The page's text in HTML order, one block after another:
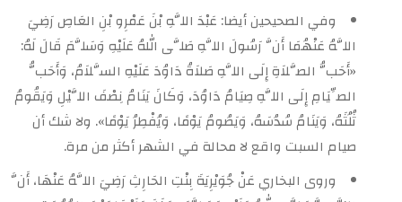
وفي الصحيحين أيضا: عَبْدَ اللَّهِ بْنَ عَمْرِو بْنِ العَاصِ رَضِيَ
اللَّهُ عَنْهُمَا أَنَّ رَسُولَ اللَّهِ صَلَّى اللهُ عَلَيْهِ وَسَلَّمَ قَالَ لَهُ:
«أَحَبُّ الصَّلاَةِ إِلَى اللَّهِ صَلاَةُ دَاوُدَ عَلَيْهِ السَّلاَمُ، وَأَحَبُّ
الصِّيَامِ إِلَى اللَّهِ صِيَامُ دَاوُدَ، وَكَانَ يَنَامُ نِصْفَ اللَّيْلِ وَيَقُومُ
ثُلُثَهُ، وَيَنَامُ سُدُسَهُ، وَيَصُومُ يَوْمًا، وَيُفْطِرُ يَوْمًا». ولا شك أن
صيام السبت واقع لا محالة في الشهر أكثر من مرة.
وروى البخاري عَنْ جُوَيْرِيَةَ بِنْتِ الحَارِثِ رَضِيَ اللَّهُ عَنْهَا، أَنَّ